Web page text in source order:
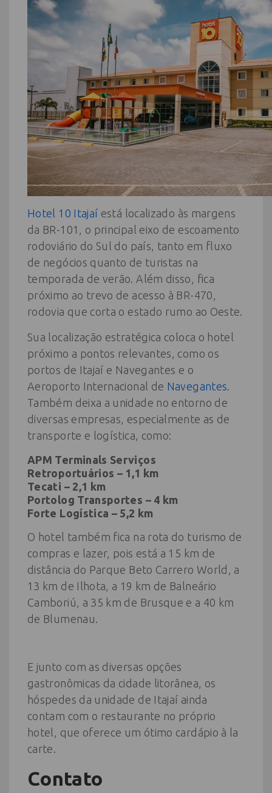
Hotel 10 Itajaí está localizado às margens
da BR-101, o principal eixo de escoamento
rodoviário do Sul do país, tanto em fluxo
de negócios quanto de turistas na
temporada de verão. Além disso, fica
próximo ao trevo de acesso à BR-470,
rodovia que corta o estado rumo ao Oeste.
Sua localização estratégica coloca o hotel
próximo a pontos relevantes, como os
portos de Itajaí e Navegantes e o
Aeroporto Internacional de Navegantes
Também deixa a unidade no entorno de
diversas empresas, especialmente as de
transporte e logística, como:
APM Terminals Serviços
Retroportuários – 1,1 km
Tecati – 2,1 km
Portolog Transportes – 4 km
Forte Logística – 5,2 km
O hotel também fica na rota do turismo de
compras e lazer, pois está a 15 km de
distância do Parque Beto Carrero World, a
13 km de Ilhota, a 19 km de Balneário
Camboriú, a 35 km de Brusque e a 40 km
de Blumenau.
E junto com as diversas opções
gastronômicas da cidade litorânea, os
hóspedes da unidade de Itajaí ainda
contam com o restaurante no próprio
hotel, que oferece um ótimo cardápio à la
carte.
Contato